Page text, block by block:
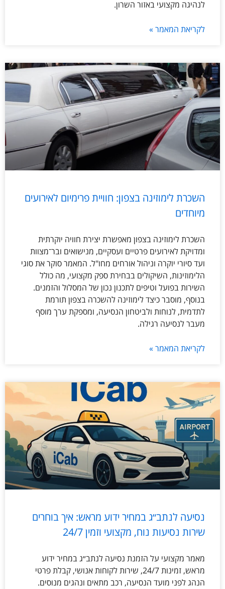
לנהיגה מקצועי באזור השרון.
לקריאת המאמר »
השכרת לימוזינה בצפון: חוויית פרימיום לאירועים
מיוחדים
השכרת לימוזינה בצפון מאפשרת יצירת חוויה יוקרתית
ומדויקת לאירועים פרטיים ועסקיים, מנישואים ובר־מצוות
ועד סיורי יוקרה וניהול אורחים מחו"ל. המאמר סוקר את סוגי
הלימוזינות, השיקולים בבחירת ספק מקצועי, מה כולל
השירות בפועל וטיפים לתכנון נכון של המסלול והזמנים.
בנוסף, מוסבר כיצד לימוזינה להשכרה בצפון תורמת
לתדמית, לנוחות ולביטחון הנסיעה, ומספקת ערך מוסף
מעבר לנסיעה רגילה.
לקריאת המאמר »
נסיעה לנתב״ג במחיר ידוע מראש: איך בוחרים
שירות נסיעות נוח, מקצועי וזמין 24/7
מאמר מקצועי על הזמנת נסיעה לנתב״ג במחיר ידוע
מראש, זמינות 24/7, שירות לקוחות אנושי, קבלת פרטי
הנהג לפני מועד הנסיעה, רכב מתאים ונהגים מנוסים.